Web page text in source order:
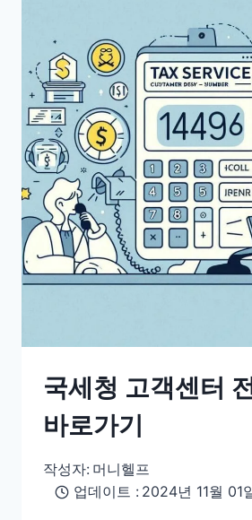
국세청 고객센터
바로가기
작성자: 머니헬프
업데이트 : 2024년 11월 01